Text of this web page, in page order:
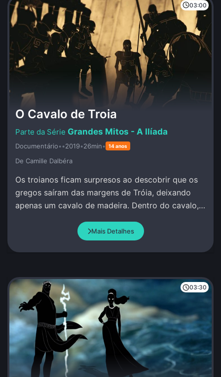
03:00
O Cavalo de Troia
Grandes Mitos - A Ilíada
Documentário••2019•26min• 14 anos
De Camille Dalbéra
Os troianos ficam surpresos ao descobrir que os
gregos saíram das margens de Tróia, deixando
apenas um cavalo de madeira. Dentro do cavalo,
Mais Detalhes
03:30